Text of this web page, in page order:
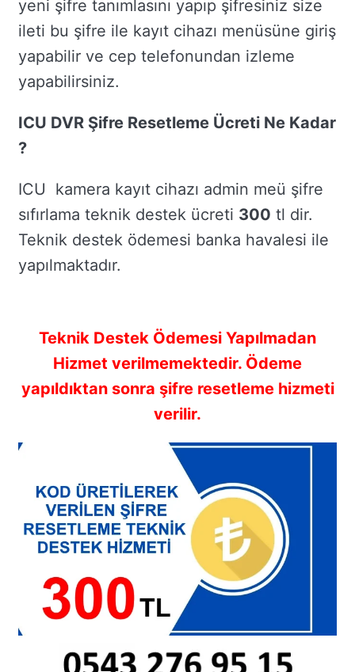
yeni şifre tanımlasını yapıp şifresiniz size
ileti bu şifre ile kayıt cihazı menüsüne giriş
yapabilir ve cep telefonundan izleme
yapabilirsiniz.
ICU DVR Şifre Resetleme Ücreti Ne Kadar
?
ICU kamera kayıt cihazı admin meü şifre
sıfırlama teknik destek ücreti 300 tl dir.
Teknik destek ödemesi banka havalesi ile
yapılmaktadır.
Teknik Destek Ödemesi Yapılmadan
Hizmet verilmemektedir. Ödeme
yapıldıktan sonra şifre resetleme hizmeti
verilir.